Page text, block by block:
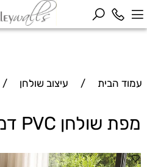
עמוד הבית / עיצוב שולחן /
מפת שולחן PVC דמוי בטון בהיר